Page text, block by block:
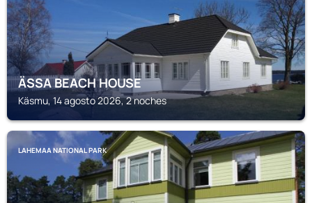
ÄSSA BEACH HOUSE
Käsmu, 14 agosto 2026, 2 noches
LAHEMAA NATIONAL PARK